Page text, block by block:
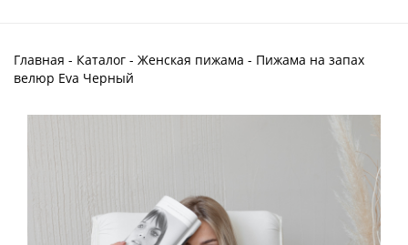
Главная - Каталог - Женская пижама - Пижама на запах
велюр Eva Черный